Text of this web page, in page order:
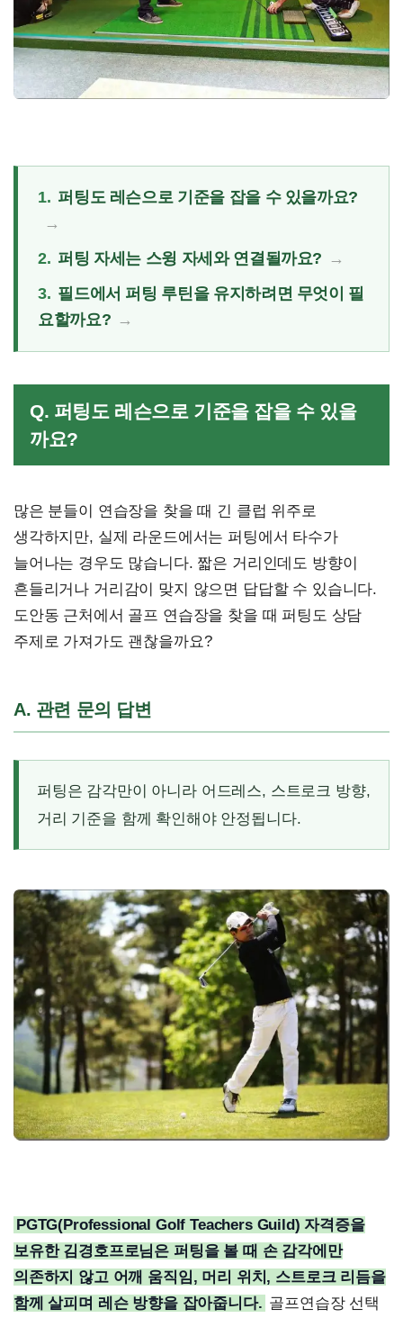
1. 퍼팅도 레슨으로 기준을 잡을 수 있을까요?
2. 퍼팅 자세는 스윙 자세와 연결될까요?
3. 필드에서 퍼팅 루틴을 유지하려면 무엇이 필
요할까요?
Q. 퍼팅도 레슨으로 기준을 잡을 수 있을
까요?
많은 분들이 연습장을 찾을 때 긴 클럽 위주로
생각하지만, 실제 라운드에서는 퍼팅에서 타수가
늘어나는 경우도 많습니다. 짧은 거리인데도 방향이
흔들리거나 거리감이 맞지 않으면 답답할 수 있습니다.
도안동 근처에서 골프 연습장을 찾을 때 퍼팅도 상담
주제로 가져가도 괜찮을까요?
A. 관련 문의 답변
퍼팅은 감각만이 아니라 어드레스, 스트로크 방향,
거리 기준을 함께 확인해야 안정됩니다.
PGTG(Professional Golf Teachers Guild) 자격증을
보유한 김경호프로님은 퍼팅을 볼 때 손 감각에만
의존하지 않고 어깨 움직임, 머리 위치, 스트로크 리듬을
함께 살피며 레슨 방향을 잡아줍니다. 골프연습장 선택